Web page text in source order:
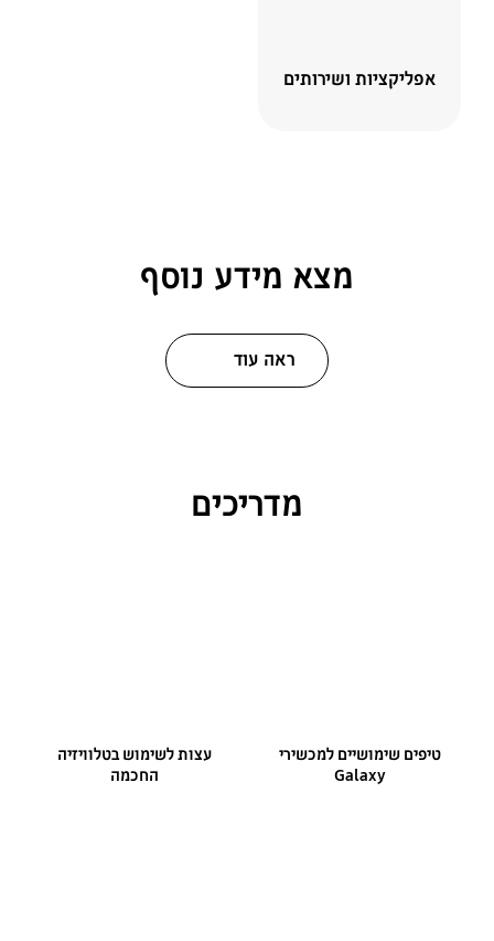
אפליקציות ושירותים
מצא מידע נוסף
ראה עוד
מדריכים
טיפים שימושיים למכשירי
Galaxy
עצות לשימוש בטלוויזיה
החכמה